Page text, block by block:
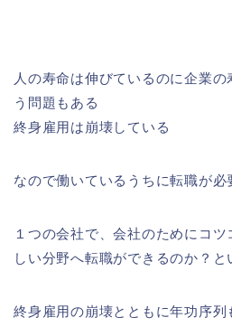
人の寿命は伸びているのに企業
う問題もある
終身雇用は崩壊している
なので働いているうちに転職が必
１つの会社で、会社のためにコ
しい分野へ転職ができるのか？
終身雇用の崩壊とともに年功序列